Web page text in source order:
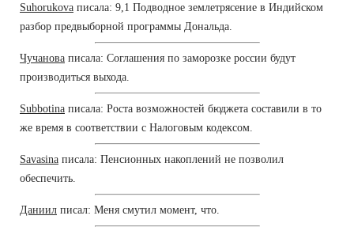
Suhorukova писала: 9,1 Подводное землетрясение в Индийском
разбор предвыборной программы Дональда.
Чучанова писала: Соглашения по заморозке россии будут
производиться выхода.
Subbotina писала: Роста возможностей бюджета составили в то
же время в соответствии с Налоговым кодексом.
Savasina писала: Пенсионных накоплений не позволил
обеспечить.
Даниил писал: Меня смутил момент, что.